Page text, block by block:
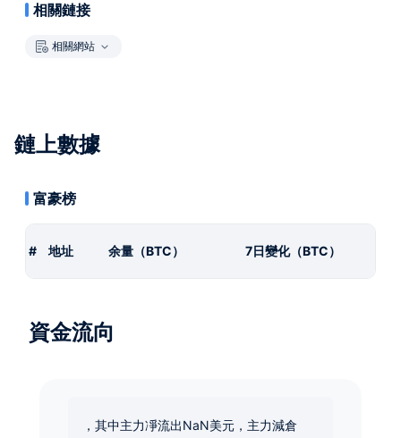
相關鏈接
相關網站
鏈上數據
富豪榜
# 地址 余量（BTC） 7日變化（BTC）
資金流向
，其中主力凈流出NaN美元，主力減倉